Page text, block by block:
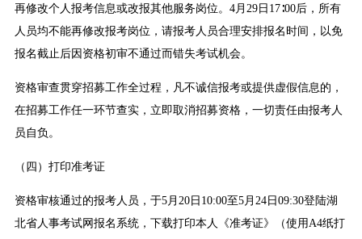
再修改个人报考信息或改报其他服务岗位。4月29日17∶00后，所有
人员均不能再修改报考岗位，请报考人员合理安排报名时间，以免
报名截止后因资格初审不通过而错失考试机会。
资格审查贯穿招募工作全过程，凡不诚信报考或提供虚假信息的，
在招募工作任一环节查实，立即取消招募资格，一切责任由报考人
员自负。
（四）打印准考证
资格审核通过的报考人员，于5月20日10:00至5月24日09:30登陆湖
北省人事考试网报名系统，下载打印本人《准考证》（使用A4纸打